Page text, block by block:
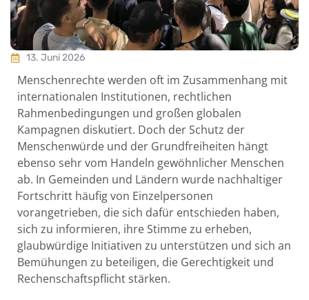
13. Juni 2026
Menschenrechte werden oft im Zusammenhang mit
internationalen Institutionen, rechtlichen
Rahmenbedingungen und großen globalen
Kampagnen diskutiert. Doch der Schutz der
Menschenwürde und der Grundfreiheiten hängt
ebenso sehr vom Handeln gewöhnlicher Menschen
ab. In Gemeinden und Ländern wurde nachhaltiger
Fortschritt häufig von Einzelpersonen
vorangetrieben, die sich dafür entschieden haben,
sich zu informieren, ihre Stimme zu erheben,
glaubwürdige Initiativen zu unterstützen und sich an
Bemühungen zu beteiligen, die Gerechtigkeit und
Rechenschaftspflicht stärken.